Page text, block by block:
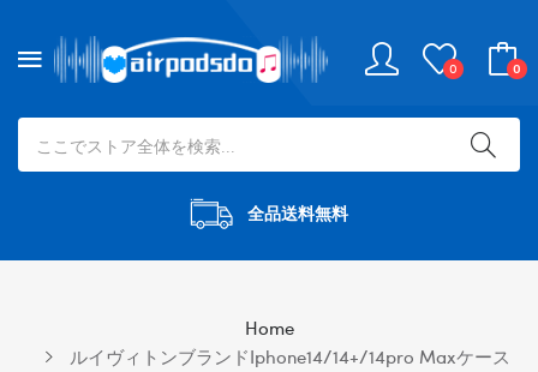
0 0
全品送料無料
Home
ルイヴィトンブランドiphone14/14+/14pro Maxケース